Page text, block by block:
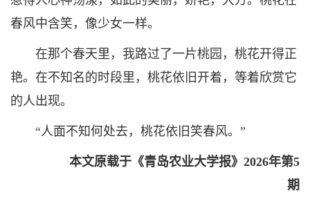
春风中含笑，像少女一样。
在那个春天里，我路过了一片桃园，桃花开得正
艳。在不知名的时段里，桃花依旧开着，等着欣赏它
的人出现。
“人面不知何处去，桃花依旧笑春风。”
本文原载于《青岛农业大学报》2026年第5
期